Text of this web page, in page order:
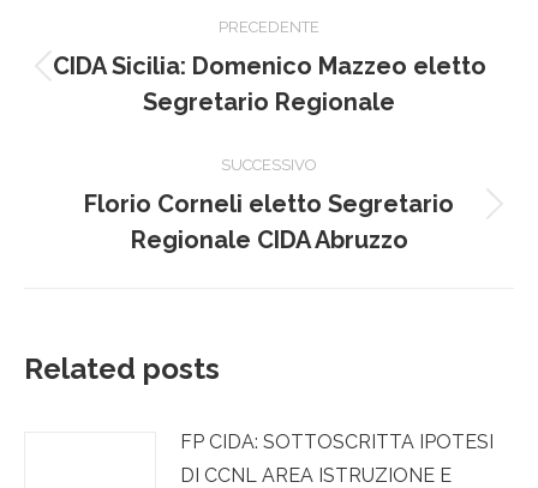
tra
PRECEDENTE
Post
precedente:
CIDA Sicilia: Domenico Mazzeo eletto
Segretario Regionale
SUCCESSIVO
Prossimo
post:
Florio Corneli eletto Segretario
Regionale CIDA Abruzzo
Related posts
FP CIDA: SOTTOSCRITTA IPOTESI
DI CCNL AREA ISTRUZIONE E